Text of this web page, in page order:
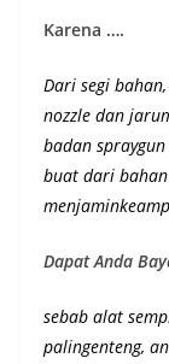
Karena ….
Dari segi
nozzle dan
badan
buat dari
Dapat Anda
sebab alat
palingenteng,